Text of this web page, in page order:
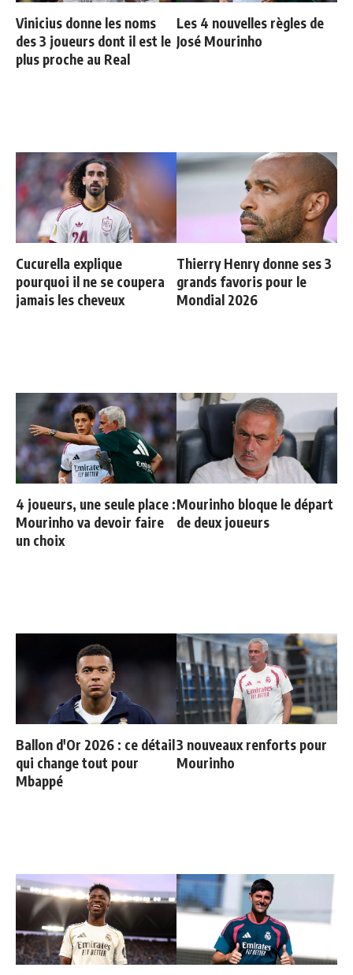
Vinicius donne les noms
des 3 joueurs dont il est le
plus proche au Real
Les 4 nouvelles règles de
José Mourinho
Cucurella explique
pourquoi il ne se coupera
jamais les cheveux
Thierry Henry donne ses 3
grands favoris pour le
Mondial 2026
4 joueurs, une seule place :
Mourinho va devoir faire
un choix
Mourinho bloque le départ
de deux joueurs
Ballon d'Or 2026 : ce détail
qui change tout pour
Mbappé
3 nouveaux renforts pour
Mourinho